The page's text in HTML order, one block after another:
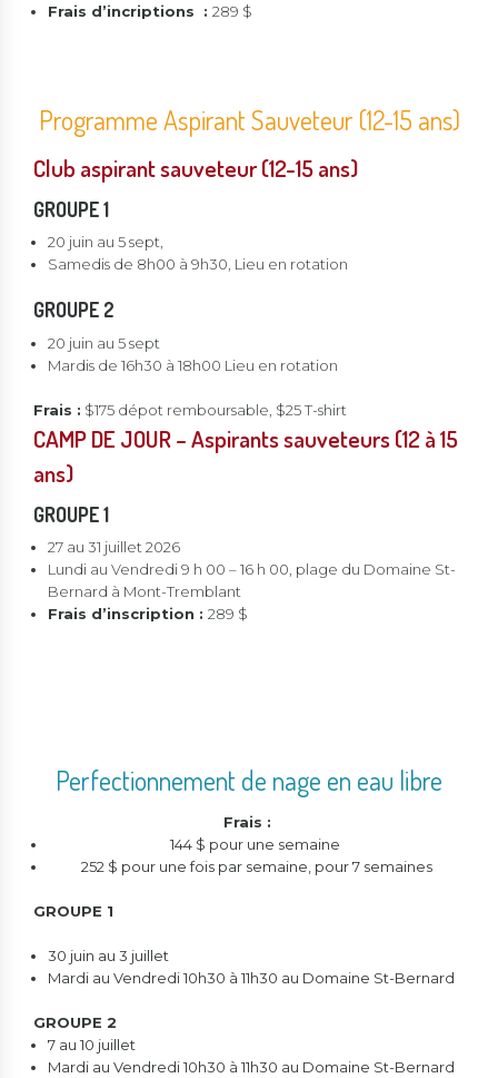
Frais d’incriptions : 289 $
Programme Aspirant Sauveteur (12-15 ans)
Club aspirant sauveteur (12-15 ans)
GROUPE 1
20 juin au 5 sept,
Samedis de 8h00 à 9h30, Lieu en rotation
GROUPE 2
20 juin au 5 sept
Mardis de 16h30 à 18h00 Lieu en rotation
Frais : $175 dépot remboursable, $25 T-shirt
CAMP DE JOUR – Aspirants sauveteurs (12 à 15
ans)
GROUPE 1
27 au 31 juillet 2026
Lundi au Vendredi 9 h 00 – 16 h 00, plage du Domaine St-
Bernard à Mont-Tremblant
Frais d’inscription : 289 $
Perfectionnement de nage en eau libre
Frais :
144 $ pour une semaine
252 $ pour une fois par semaine, pour 7 semaines
GROUPE 1
30 juin au 3 juillet
Mardi au Vendredi 10h30 à 11h30 au Domaine St-Bernard
GROUPE 2
7 au 10 juillet
Mardi au Vendredi 10h30 à 11h30 au Domaine St-Bernard